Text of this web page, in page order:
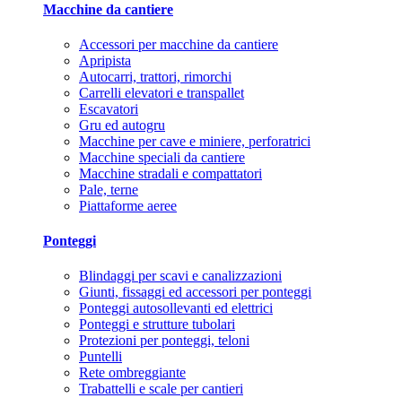
Macchine da cantiere
Accessori per macchine da cantiere
Apripista
Autocarri, trattori, rimorchi
Carrelli elevatori e transpallet
Escavatori
Gru ed autogru
Macchine per cave e miniere, perforatrici
Macchine speciali da cantiere
Macchine stradali e compattatori
Pale, terne
Piattaforme aeree
Ponteggi
Blindaggi per scavi e canalizzazioni
Giunti, fissaggi ed accessori per ponteggi
Ponteggi autosollevanti ed elettrici
Ponteggi e strutture tubolari
Protezioni per ponteggi, teloni
Puntelli
Rete ombreggiante
Trabattelli e scale per cantieri